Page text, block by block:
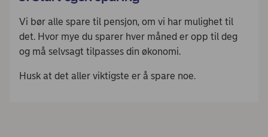
Vi bør alle spare til pensjon, om vi har mulighet til
det. Hvor mye du sparer hver måned er opp til deg
og må selvsagt tilpasses din økonomi.
Husk at det aller viktigste er å spare noe.